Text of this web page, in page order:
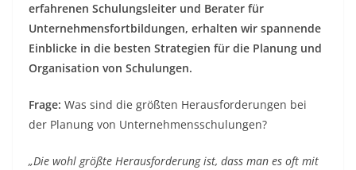
erfahrenen Schulungsleiter und Berater für
Unternehmensfortbildungen, erhalten wir spannende
Einblicke in die besten Strategien für die Planung und
Organisation von Schulungen.
Frage: Was sind die größten Herausforderungen bei
der Planung von Unternehmensschulungen?
„Die wohl größte Herausforderung ist, dass man es oft mit